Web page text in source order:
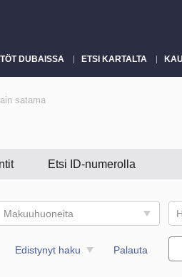
DUBAISSA ETSI KARTALTA
satama
Etsi ID-numerolla
Makuuhuoneita
Edistynyt haku Palauta